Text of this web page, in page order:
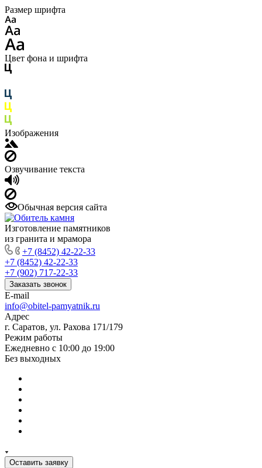
Размер шрифта
Цвет фона и шрифта
Изображения
Озвучивание текста
Обычная версия сайта
Изготовление памятников
из гранита и мрамора
+7 (8452) 42-22-33
+7 (8452) 42-22-33
+7 (902) 717-22-33
Заказать звонок
E-mail
info@obitel-pamyatnik.ru
Адрес
г. Саратов, ул. Рахова 171/179
Режим работы
Ежедневно с 10:00 до 19:00
Без выходных
Оставить заявку